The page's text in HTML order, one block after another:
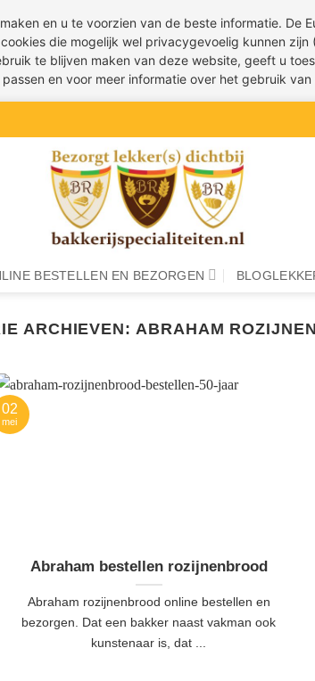
BESTELLEN EN BEZORGEN
ARCHIEVEN: ABRAHAM
Abraham bestellen rozijnenbrood
Abraham rozijnenbrood online bestellen en
bezorgen. Dat een bakker naast vakman ook
kunstenaar is, dat ...
02
mei
en u te voorzien van de beste informatie. De
die mogelijk wel privacygevoelig kunnen
te blijven maken van deze website, geeft u
en voor meer informatie over het gebruik